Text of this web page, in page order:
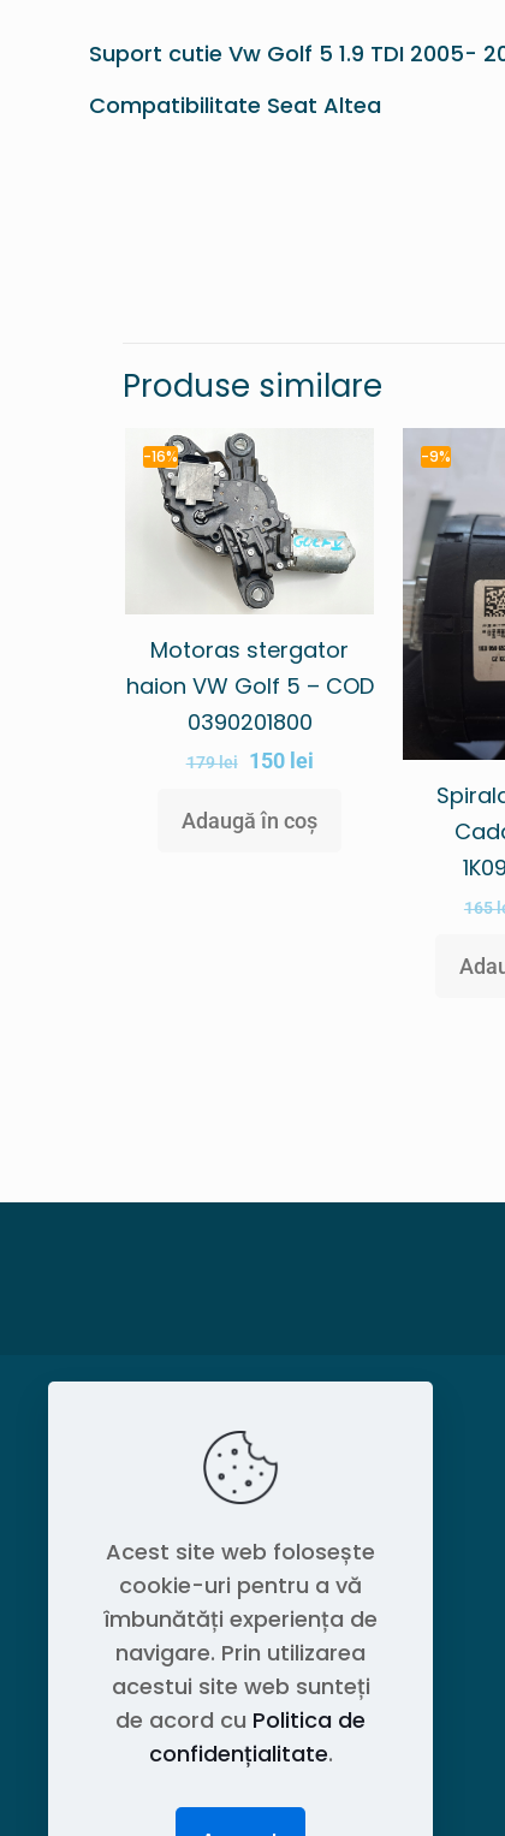
Suport cutie Vw Golf 5 1.9 TDI 2005-
Compatibilitate Seat Altea
Produse similare
-16%
Motoras stergator
haion VW Golf 5 – COD
0390201800
179lei 150 lei
Adaugă în coș
-9%
165
Politica de confidențialitate
Contact OEM LOGISTIC DPG
Acest site web folosește
cookie-uri pentru a vă
îmbunătăți experiența de
navigare. Prin utilizarea
acestui site web sunteți
de acord cu Politica de
confidențialitate.